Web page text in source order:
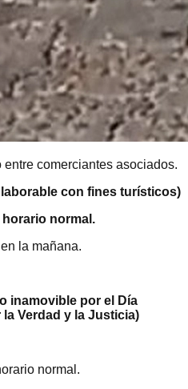
comerciantes asociados.
con fines turísticos)
horario normal.
la mañana.
inamovible por el Día
Verdad y la Justicia)
normal.